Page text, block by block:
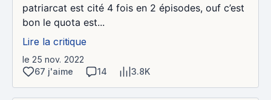
patriarcat est cité 4 fois en 2 épisodes, ouf c’est
bon le quota est...
Lire la critique
le 25 nov. 2022
67 j'aime
14 3.8K